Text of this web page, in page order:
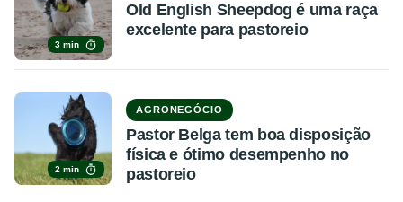
3 min
Old English Sheepdog é uma raça
excelente para pastoreio
2 min
AGRONEGÓCIO
Pastor Belga tem boa disposição
física e ótimo desempenho no
pastoreio